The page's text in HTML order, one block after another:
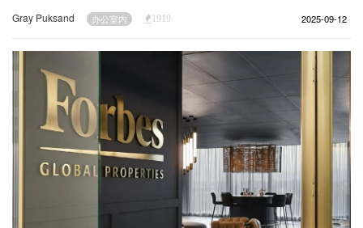
包容且充满活力的环境，彰显对创造力与协作精神的礼赞。
Gray Puksand 办公室内 1919 2025-09-12